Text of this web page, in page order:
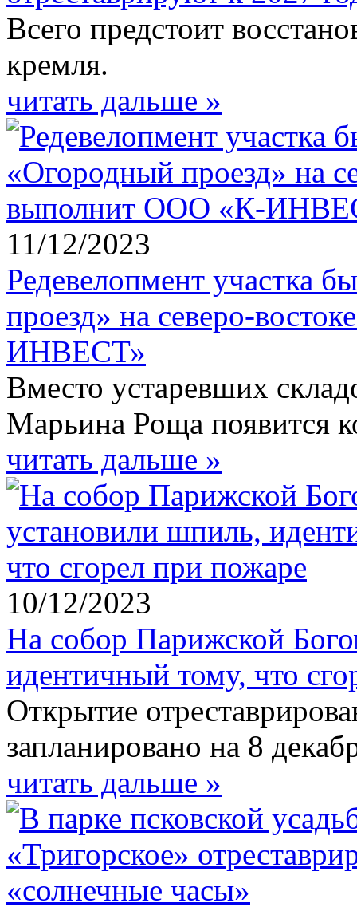
Всего предстоит
кремля.
читать дальше »
11/12/2023
Редевелопмент участка
проезд» на северо-
ИНВЕСТ»
Вместо устаревших
Марьина Роща появится
читать дальше »
10/12/2023
На собор Парижской
идентичный тому, что
Открытие
запланировано на 8
читать дальше »